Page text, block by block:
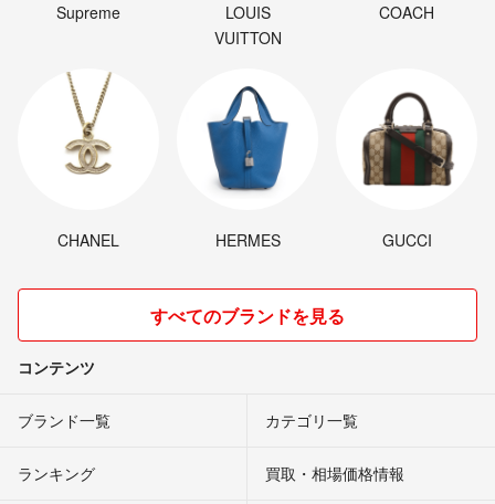
Supreme
LOUIS
VUITTON
COACH
CHANEL HERMES GUCCI
すべてのブランドを見る
コンテンツ
ブランド一覧 カテゴリ一覧
ランキング 買取・相場価格情報